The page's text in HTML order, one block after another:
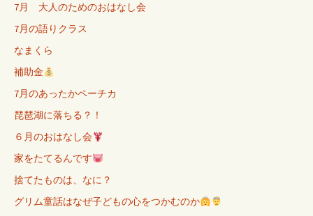
7月 大人のためのおはなし会
7月の語りクラス
なまくら
補助金
7月のあったかペーチカ
琵琶湖に落ちる？！
６月のおはなし会
家をたてるんです
捨てたものは、なに？
グリム童話はなぜ子どもの心をつかむのか